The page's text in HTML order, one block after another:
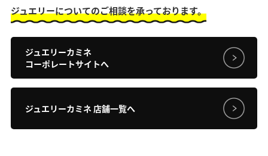
ジュエリーについてのご相談を承っております。
ジュエリーカミネ
コーポレートサイトへ
ジュエリーカミネ 店舗一覧へ